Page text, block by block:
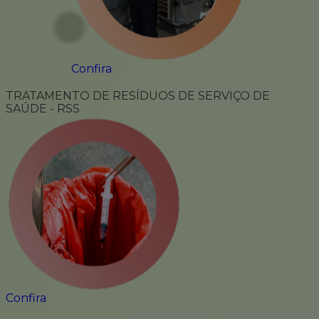
Confira
TRATAMENTO DE RESÍDUOS DE SERVIÇO DE
SAÚDE - RSS
Confira